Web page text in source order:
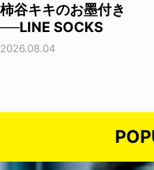
柿谷キキのお墨付き
──LINE SOCKS
2026.08.04